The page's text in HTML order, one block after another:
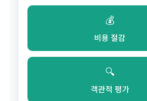
💰
비용 절감
🔍
객관적 평가